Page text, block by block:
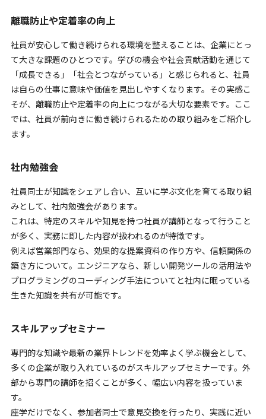
離職防止や定着率の向上
社員が安心して働き続けられる環境を整えることは、企業にとっ
て大きな課題のひとつです。学びの機会や社会貢献活動を通じて
「成長できる」「社会とつながっている」と感じられると、社員
は自らの仕事に意味や価値を見出しやすくなります。その実感こ
そが、離職防止や定着率の向上につながる大切な要素です。ここ
では、社員が前向きに働き続けられるための取り組みをご紹介し
ます。
社内勉強会
社員同士が知識をシェアし合い、互いに学ぶ文化を育てる取り組
みとして、社内勉強会があります。
これは、特定のスキルや知見を持つ社員が講師となって行うこと
が多く、実務に即した内容が扱われるのが特徴です。
例えば営業部門なら、効果的な提案資料の作り方や、信頼関係の
築き方について。エンジニアなら、新しい開発ツールの活用法や
プログラミングのコーディング手法についてと社内に眠っている
生きた知識を共有が可能です。
スキルアップセミナー
専門的な知識や最新の業界トレンドを効率よく学ぶ機会として、
多くの企業が取り入れているのがスキルアップセミナーです。外
部から専門の講師を招くことが多く、幅広い内容を扱っていま
す。
座学だけでなく、参加者同士で意見交換を行ったり、実践に近い